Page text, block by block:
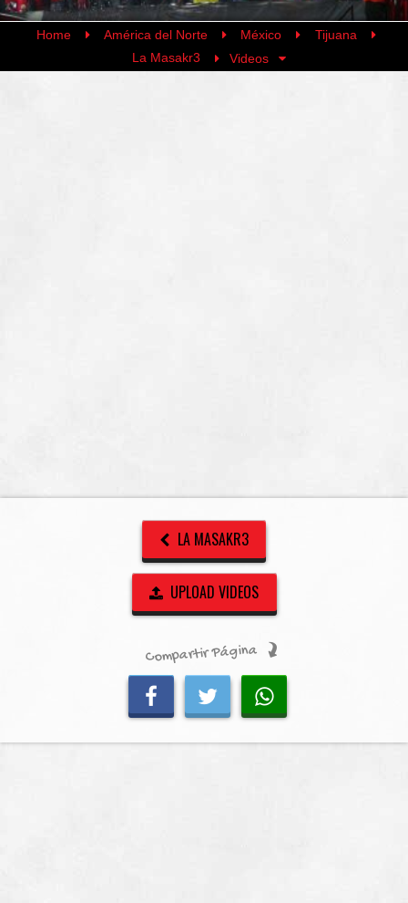
Home América del Norte México
Tijuana
La Masakr3
Videos
LA MASAKR3
UPLOAD VIDEOS
Compartir Página